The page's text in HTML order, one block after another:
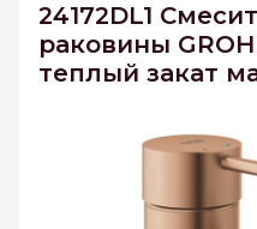
24172DL1
раковины
теплый закат